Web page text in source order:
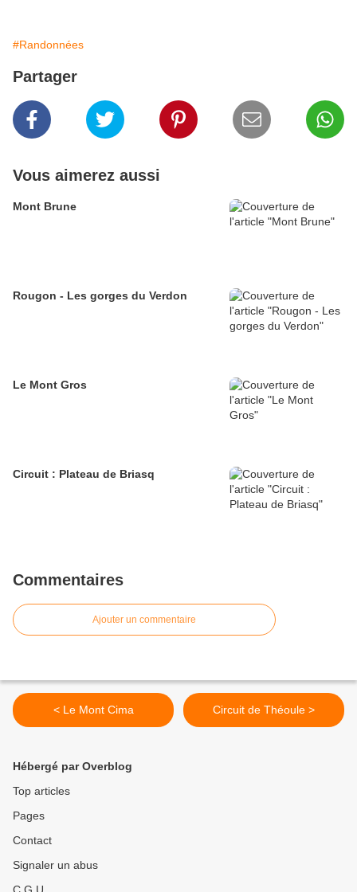
#Randonnées
Partager
Vous aimerez aussi
Mont Brune
Rougon - Les gorges du Verdon
Le Mont Gros
Circuit : Plateau de Briasq
Commentaires
Ajouter un commentaire
< Le Mont Cima Circuit de Théoule >
Hébergé par Overblog
Top articles
Pages
Contact
Signaler un abus